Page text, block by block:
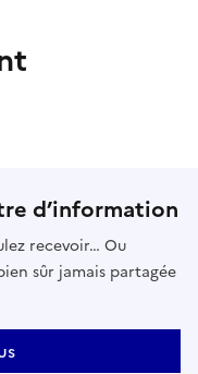
d’information
recevoir… Ou
sûr jamais partagée